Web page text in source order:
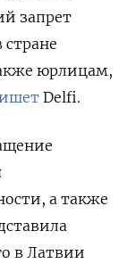
запрет
юрлицам,
Delfi.
а также
в Латвии